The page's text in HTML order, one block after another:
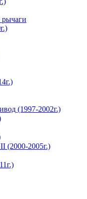
рычаги
(1997-2002г.)
(2000-2005г.)